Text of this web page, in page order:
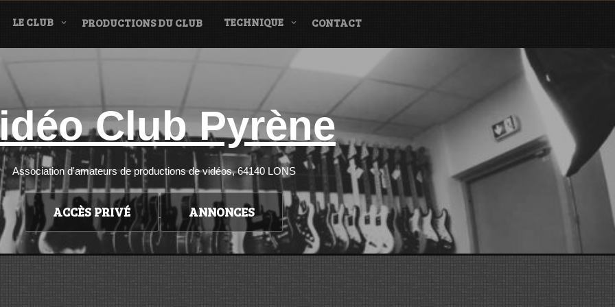
LE CLUB PRODUCTIONS DU CLUB TECHNIQUE CONTACT
Club Pyrène
Association d'amateurs de productions de vidéos, 64140 LONS
ACCÈS PRIVÉ ANNONCES